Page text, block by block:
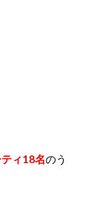
ィ18名のう